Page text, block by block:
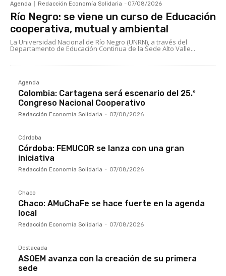
Agenda Redacción Economía Solidaria - 07/08/2026
Río Negro: se viene un curso de Educación
cooperativa, mutual y ambiental
La Universidad Nacional de Río Negro (UNRN), a través del
Departamento de Educación Continua de la Sede Alto Valle...
Agenda
Colombia: Cartagena será escenario del 25.º
Congreso Nacional Cooperativo
Redacción Economía Solidaria - 07/08/2026
Córdoba
Córdoba: FEMUCOR se lanza con una gran
iniciativa
Redacción Economía Solidaria - 07/08/2026
Chaco
Chaco: AMuChaFe se hace fuerte en la agenda
local
Redacción Economía Solidaria - 07/08/2026
Destacada
ASOEM avanza con la creación de su primera
sede